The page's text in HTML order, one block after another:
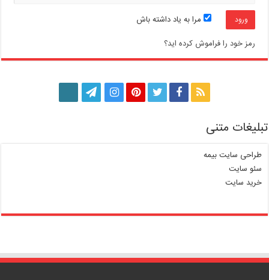
مرا به یاد داشته باش
رمز خود را فراموش کرده اید؟
تبلیغات متنی
طراحی سایت بیمه
سئو سایت
خرید سایت